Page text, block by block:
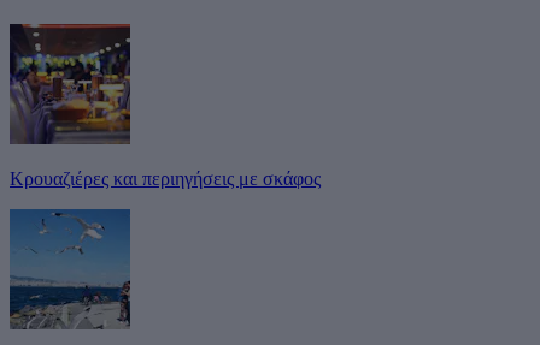
Κρουαζιέρες και περιηγήσεις με σκάφος